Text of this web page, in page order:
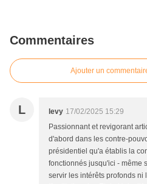
Commentaires
Ajouter un
L levy 17/02/2025 15:29
Passionnant et revigorant
d'abord dans les contre-
présidentiel qu'a établis la
fonctionnés jusqu'ici - même
servir les intérêts profonds ni